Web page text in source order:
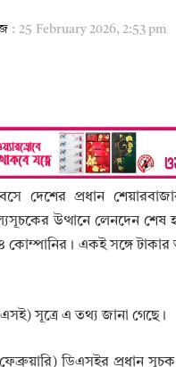
: 25 February 2026, 2:53 pm
দেশের প্রধান
উত্থানে লেনদেন শেষ
কোম্পানির। একই সঙ্গে
সূত্রে এ তথ্য জানা গেছে।
ডিএসইর প্রধান সূচক